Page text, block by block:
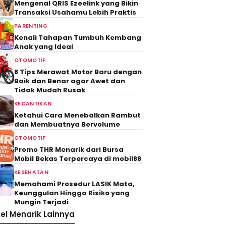
Mengenal QRIS Ezeelink yang Bikin
Transaksi Usahamu Lebih Praktis
PARENTING
Kenali Tahapan Tumbuh Kembang
Anak yang Ideal
OTOMOTIF
8 Tips Merawat Motor Baru dengan
Baik dan Benar agar Awet dan
Tidak Mudah Rusak
KECANTIKAN
Ketahui Cara Menebalkan Rambut
dan Membuatnya Bervolume
OTOMOTIF
Promo THR Menarik dari Bursa
Mobil Bekas Terpercaya di mobil88
KESEHATAN
Memahami Prosedur LASIK Mata,
Keunggulan Hingga Risiko yang
Mungin Terjadi
Menarik Lainnya